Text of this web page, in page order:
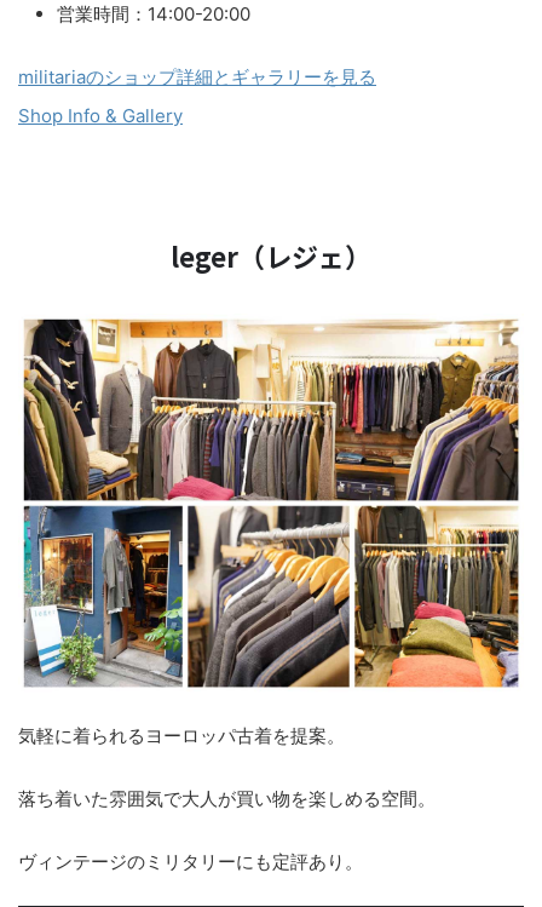
営業時間：14:00-20:00
militariaのショップ詳細とギャラリーを見る
Shop Info & Gallery
leger（レジェ）
気軽に着られるヨーロッパ古着を提案。
落ち着いた雰囲気で大人が買い物を楽しめる空間。
ヴィンテージのミリタリーにも定評あり。